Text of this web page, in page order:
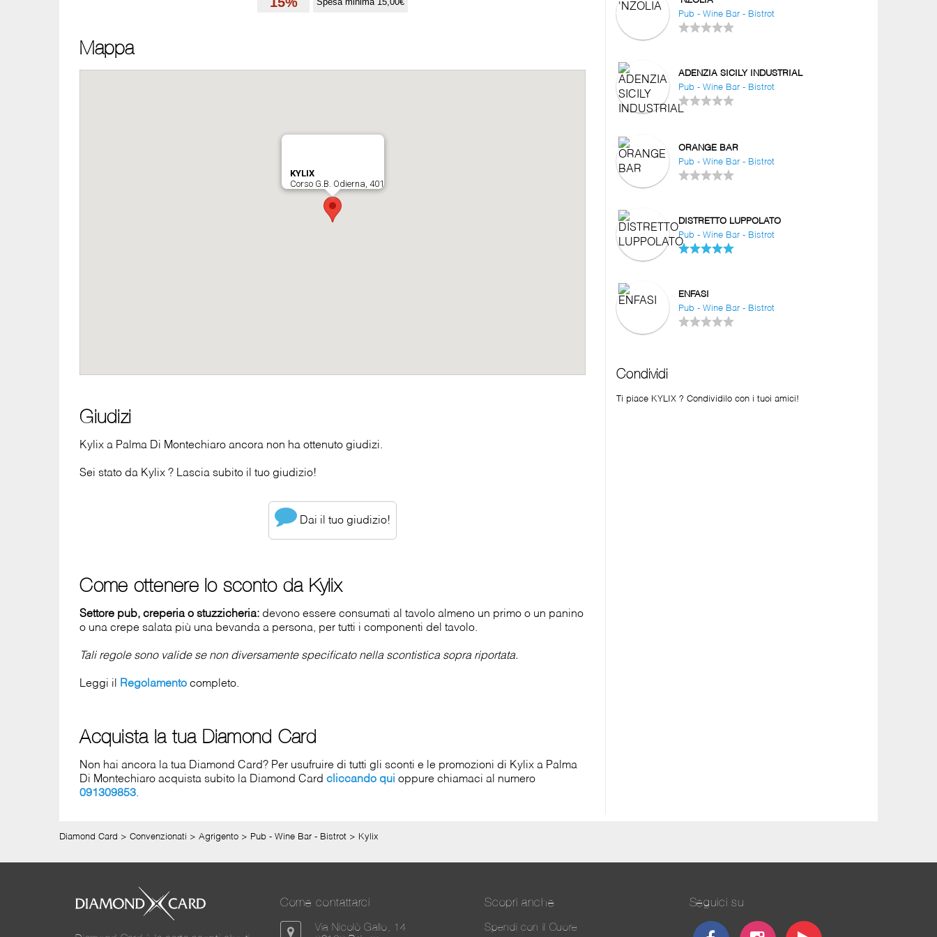
Mappa
Giudizi
Kylix a Palma Di Montechiaro ancora non ha ottenuto giudizi.
Sei stato da Kylix ? Lascia subito il tuo giudizio!
Dai il tuo giudizio!
Come ottenere lo sconto da Kylix
Settore pub, creperia o stuzzicheria: devono essere consumati al tavolo almeno un primo o un panino
o una crepe salata più una bevanda a persona, per tutti i componenti del tavolo.
Tali regole sono valide se non diversamente specificato nella scontistica sopra riportata.
Leggi il Regolamento completo.
Acquista la tua Diamond Card
Non hai ancora la tua Diamond Card? Per usufruire di tutti gli sconti e le promozioni di Kylix a Palma
Di Montechiaro acquista subito la Diamond Cardcliccando qui oppure chiamaci al numero
091309853.
Pub - Wine Bar - Bistrot
ADENZIA SICILY INDUSTRIAL
Pub - Wine Bar - Bistrot
ORANGE BAR
Pub - Wine Bar - Bistrot
DISTRETTO LUPPOLATO
Pub - Wine Bar - Bistrot
ENFASI
Pub - Wine Bar - Bistrot
Condividi
Ti piace KYLIX ? Condividilo con i tuoi amici!
Diamond Card > Convenzionati > Agrigento > Pub - Wine Bar - Bistrot > Kylix
Come contattarci
Via Nicolò Gallo, 14
Scopri anche
Spendi con il Cuore
Seguici su